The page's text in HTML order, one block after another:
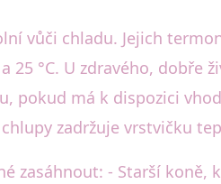
vůči chladu. Jejich
25 °C. U zdravého,
pokud má k dispozici
zadržuje vrstvičku
zasáhnout: - Starší